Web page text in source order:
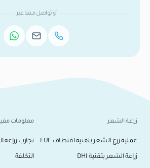
أو تواصل معنا عبر
زراعة الشعر
عملية زرع الشعر بتقنية اقتطاف FUE
زراعة الشعر بتقنية DHI
معلومات
تجارب زراعة
التكلفة